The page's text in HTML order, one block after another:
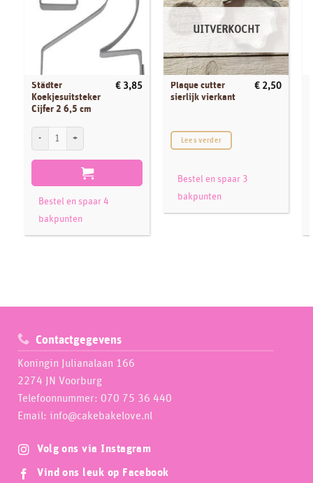
Städter
Koekjesuitsteker
Cijfer 2 6,5 cm
€ 3,85
Städter Koekjesuitsteker Cijfer 2 6,5 cm aantal
Bestel en spaar 4
bakpunten
UITVERKOCHT
Plaque cutter
sierlijk vierkant
€ 2,50
Lees verder
Bestel en spaar 3
bakpunten
Contactgegevens
Koningin Julianalaan 166
2274 JN Voorburg
Telefoonnummer: 070 75 36 440
Email: info@cakebakelove.nl
Volg ons via Instagram
Vind ons leuk op Facebook